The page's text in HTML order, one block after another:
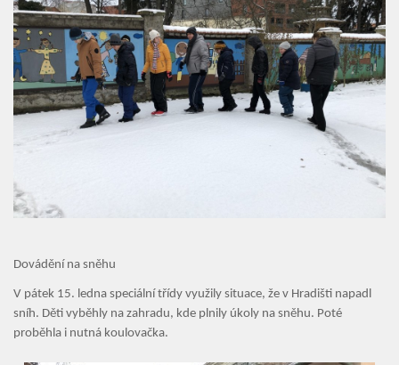
Úvod
Organizace školního roku
Dovádění na sněhu
V pátek 15. ledna speciální třídy využily situace, že v Hradišti napadl
sníh. Děti vyběhly na zahradu, kde plnily úkoly na sněhu. Poté
proběhla i nutná koulovačka.